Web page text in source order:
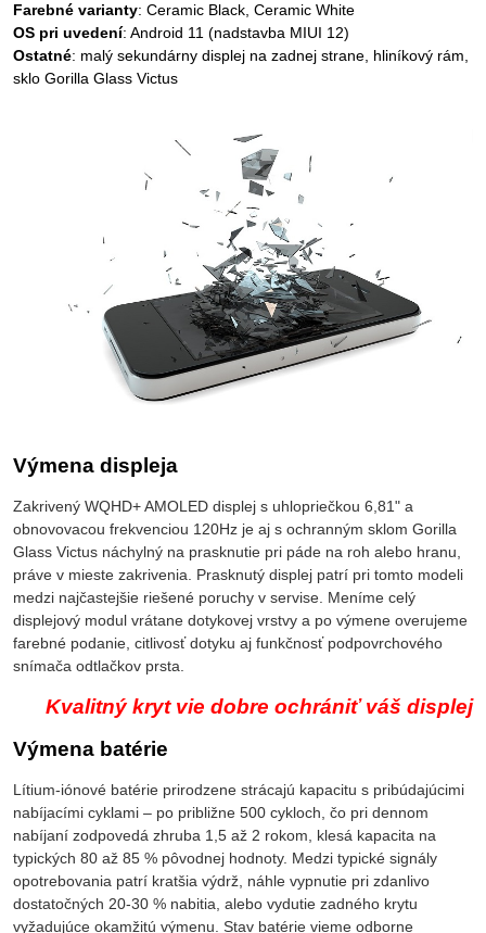
Farebné varianty: Ceramic Black, Ceramic White
OS pri uvedení: Android 11 (nadstavba MIUI 12)
Ostatné: malý sekundárny displej na zadnej strane, hliníkový rám,
sklo Gorilla Glass Victus
Výmena displeja
Zakrivený WQHD+ AMOLED displej s uhlopriečkou 6,81" a
obnovovacou frekvenciou 120Hz je aj s ochranným sklom Gorilla
Glass Victus náchylný na prasknutie pri páde na roh alebo hranu,
práve v mieste zakrivenia. Prasknutý displej patrí pri tomto modeli
medzi najčastejšie riešené poruchy v servise. Meníme celý
displejový modul vrátane dotykovej vrstvy a po výmene overujeme
farebné podanie, citlivosť dotyku aj funkčnosť podpovrchového
snímača odtlačkov prsta.
Kvalitný kryt vie dobre ochrániť váš displej
Výmena batérie
Lítium-iónové batérie prirodzene strácajú kapacitu s pribúdajúcimi
nabíjacími cyklami – po približne 500 cykloch, čo pri dennom
nabíjaní zodpovedá zhruba 1,5 až 2 rokom, klesá kapacita na
typických 80 až 85 % pôvodnej hodnoty. Medzi typické signály
opotrebovania patrí kratšia výdrž, náhle vypnutie pri zdanlivo
dostatočných 20-30 % nabitia, alebo vydutie zadného krytu
vyžadujúce okamžitú výmenu. Stav batérie vieme odborne